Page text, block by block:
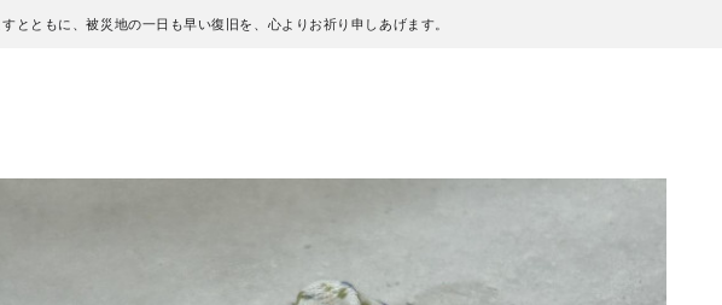
とともに、被災地の一日も早い復旧を、心よりお祈り申しあげます。